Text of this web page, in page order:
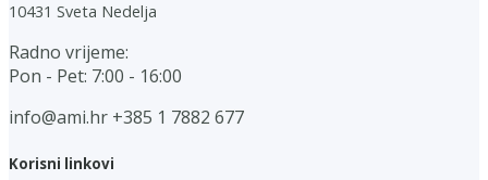
10431 Sveta Nedelja
Radno vrijeme:
Pon - Pet: 7:00 - 16:00
info@ami.hr +385 1 7882 677
Korisni linkovi